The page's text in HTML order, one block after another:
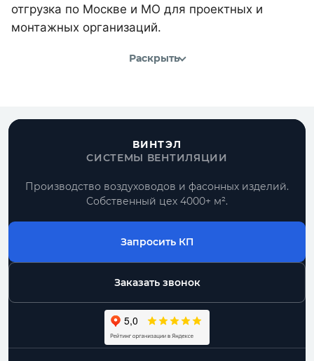
отгрузка по Москве и МО для проектных и
монтажных организаций.
Раскрыть
ВИНТЭЛ
СИСТЕМЫ ВЕНТИЛЯЦИИ
Производство воздуховодов и фасонных изделий.
Собственный цех 4000+ м².
Запросить КП
Заказать звонок